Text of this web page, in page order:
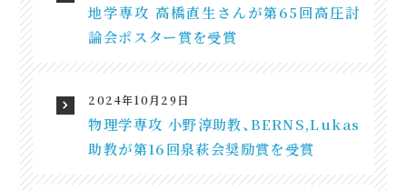
地学専攻 高橋直生さんが第65回高圧討
論会ポスター賞を受賞
2024年10月29日
物理学専攻 小野淳助教、BERNS,Lukas
助教が第16回泉萩会奨励賞を受賞